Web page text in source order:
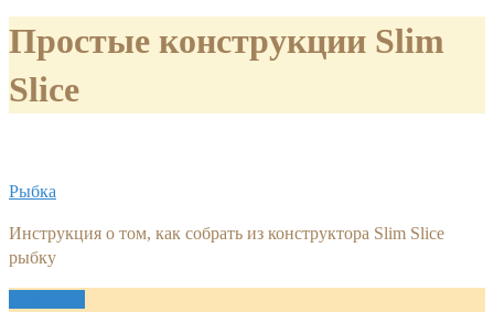
Простые конструкции Slim
Slice
Рыбка
Инструкция о том, как собрать из конструктора Slim Slice
рыбку